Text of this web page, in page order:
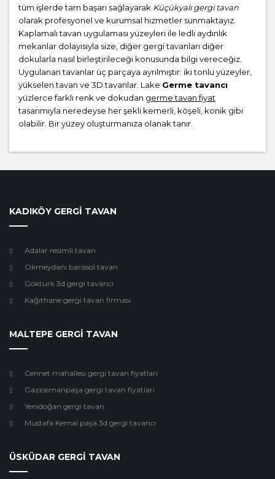
tüm işlerde tam başarı sağlayarak Küçükyalı gergi tavan
olarak profesyonel ve kurumsal hizmetler sunmaktayız.
Kaplamalı tavan uygulaması yüzeyleri ile ledli aydınlık
mekanlar dolayısıyla size, diğer gergi tavanları diğer
dokularla nasıl birleştirileceği konusunda bilgi vereceğiz.
Uygulanan tavanlar üç parçaya ayrılmıştır: iki tonlu yüzeyler,
yükselen tavan ve 3D tavanlar. Lake Germe tavancı
yüzlerce farklı renk ve dokudan germe tavan fiyat
tasarımıyla neredeyse her şekli kemerli, köşeli, konik gibi
olabilir. Bir yüzey oluşturmanıza olanak tanır.
KADIKÖY GERGİ TAVAN
Adalar resimli tavan
Okmeydanı barissol tavan
Gokturk 3d gergi tavancı
Kağıthane gergi tavan firması
MALTEPE GERGİ TAVAN
Cennet mahallesı gergi tavan fiyatları
Gaziosmanpaşa gergi tavan fiyatları
Yenidoğan gergi tavan
Mustafa Kemal paşa 3d gergi tavancı
ÜSKÜDAR GERGİ TAVAN